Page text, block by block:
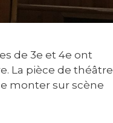
de 3e et 4e ont
La pièce de théâtre
monter sur scène